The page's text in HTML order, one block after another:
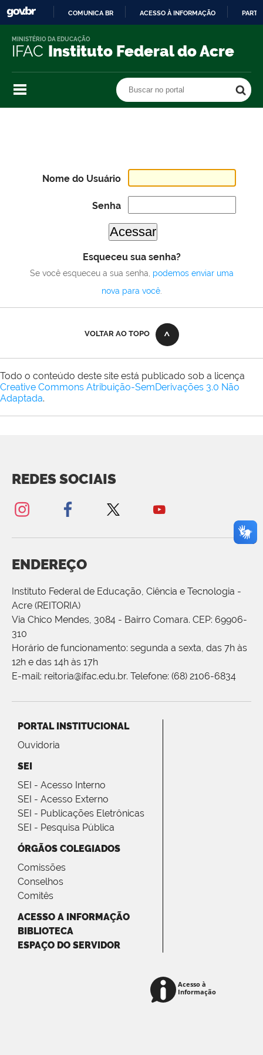
O
COMUNICA BR ACESSO À INFORMAÇÃO
IFAC Instituto Federal do Acre
MINISTÉRIO DA EDUCAÇÃO
Buscar no portal
Nome do Usuário
Senha
Esqueceu sua senha?
Se você esqueceu a sua senha, podemos enviar uma
nova para você.
VOLTAR AO TOPO
Todo o conteúdo deste site está publicado sob a licença
Creative Commons Atribuição-SemDerivações 3.0 Não
Adaptada.
REDES SOCIAIS
ENDEREÇO
Instituto Federal de Educação, Ciência e Tecnologia -
Acre (REITORIA)
Via Chico Mendes, 3084 - Bairro Comara. CEP: 69906-
310
Horário de funcionamento: segunda a sexta, das 7h às
12h e das 14h às 17h
E-mail: reitoria@ifac.edu.br. Telefone: (68) 2106-6834
PORTAL INSTITUCIONAL
Ouvidoria
SEI
SEI - Acesso Interno
SEI - Acesso Externo
SEI - Publicações Eletrônicas
SEI - Pesquisa Pública
ÓRGÃOS COLEGIADOS
Comissões
Conselhos
Comitês
ACESSO A INFORMAÇÃO
BIBLIOTECA
ESPAÇO DO SERVIDOR